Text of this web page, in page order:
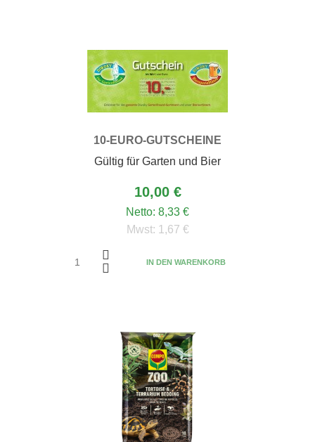
10-EURO-GUTSCHEINE
Gültig für Garten und Bier
10,00 €
Netto: 8,33 €
Mwst: 1,67 €
IN DEN WARENKORB